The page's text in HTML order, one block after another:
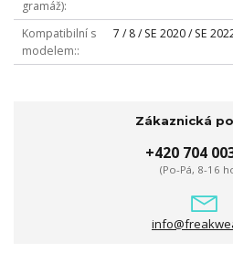
gramáž)
Kompatibilní s
modelem:
7 / 8 / SE 2020 / SE
Zákaznická
+420 704
(Po-Pá, 8-16